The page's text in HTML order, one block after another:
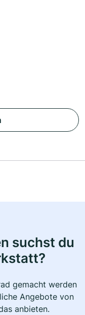
suchst du
gemacht werden
Angebote von
anbieten.